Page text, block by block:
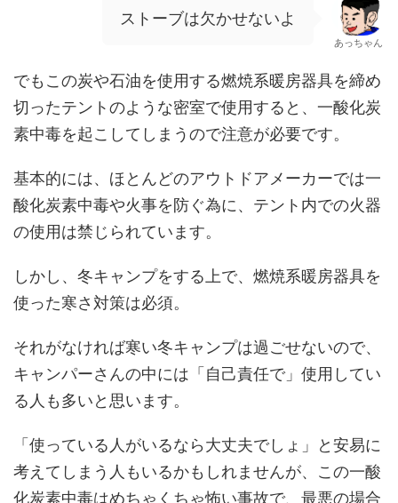
ストーブは欠かせないよ
あっちゃん
でもこの炭や石油を使用する燃焼系暖房器具を締め
切ったテントのような密室で使用すると、一酸化炭
素中毒を起こしてしまうので注意が必要です。
基本的には、ほとんどのアウトドアメーカーでは一
酸化炭素中毒や火事を防ぐ為に、テント内での火器
の使用は禁じられています。
しかし、冬キャンプをする上で、燃焼系暖房器具を
使った寒さ対策は必須。
それがなければ寒い冬キャンプは過ごせないので、
キャンパーさんの中には「自己責任で」使用してい
る人も多いと思います。
「使っている人がいるなら大丈夫でしょ」と安易に
考えてしまう人もいるかもしれませんが、この一酸
化炭素中毒はめちゃくちゃ怖い事故で、最悪の場合